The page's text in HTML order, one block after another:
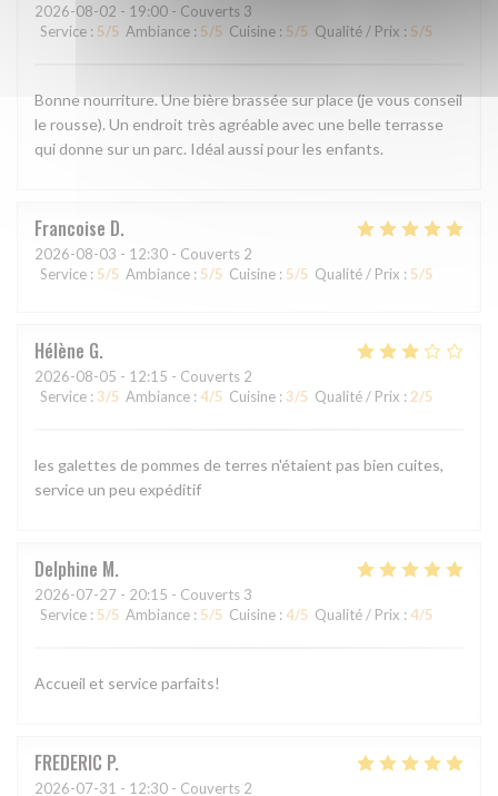
2026-08-02 - 19:00 - Couverts 3
Service : 5/5 Ambiance : 5/5 Cuisine : 5/5 Qualité / Prix : 5/5
Bonne nourriture. Une bière brassée sur place (je vous conseil
le rousse). Un endroit très agréable avec une belle terrasse
qui donne sur un parc. Idéal aussi pour les enfants.
Francoise D
2026-08-03 - 12:30 - Couverts 2
Service : 5/5 Ambiance : 5/5 Cuisine : 5/5 Qualité / Prix : 5/5
Hélène G
2026-08-05 - 12:15 - Couverts 2
Service : 3/5 Ambiance : 4/5 Cuisine : 3/5 Qualité / Prix : 2/5
les galettes de pommes de terres n'étaient pas bien cuites,
service un peu expéditif
Delphine M
2026-07-27 - 20:15 - Couverts 3
Service : 5/5 Ambiance : 5/5 Cuisine : 4/5 Qualité / Prix : 4/5
Accueil et service parfaits!
FREDERIC P
2026-07-31 - 12:30 - Couverts 2